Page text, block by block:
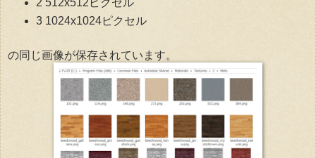
2 512x512ピクセル
3 1024x1024ピクセル
の同じ画像が保存されています。